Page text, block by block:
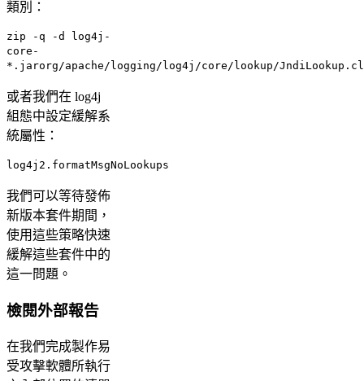
類別：
zip -q -d log4j-
core-
*.jarorg/apache/logging/log4j/core/lookup/
或者我們在 log4j
組態中設定緩解系
統屬性：
log4j2.formatMsgNoLookups
我們可以等待發佈
新版本套件期間，
使用這些策略快速
緩解這些套件中的
這一問題。
檢閱外部報告
在我們完成製作易
受攻擊軟體所執行